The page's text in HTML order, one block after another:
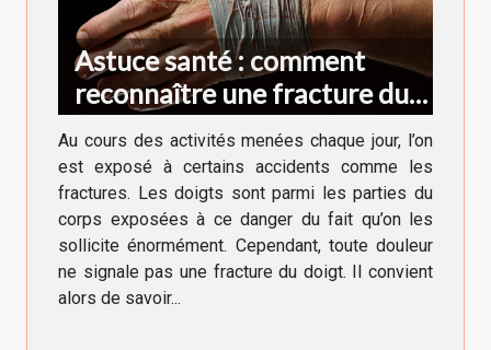
Astuce santé : comment
reconnaître une fracture du
doigt ?
Au cours des activités menées chaque jour, l’on
est exposé à certains accidents comme les
fractures. Les doigts sont parmi les parties du
corps exposées à ce danger du fait qu’on les
sollicite énormément. Cependant, toute douleur
ne signale pas une fracture du doigt. Il convient
alors de savoir...